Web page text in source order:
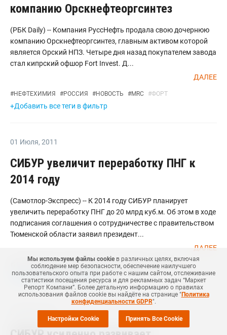
компанию Орскнефтеоргсинтез
(РБК Daily) -- Компания РуссНефть продала свою дочернюю
компанию Орскнефтеоргсинтез, главным активом которой
является Орский НПЗ. Четыре дня назад покупателем завода
стал кипрский офшор Fort Invest. Д...
ДАЛЕЕ
#НЕФТЕХИМИЯ #РОССИЯ #НОВОСТЬ #MRC #ФОРТ
+Добавить все теги в фильтр
01 Июля, 2011
СИБУР увеличит переработку ПНГ к
2014 году
(Самотлор-Экспресс) -- К 2014 году СИБУР планирует
увеличить переработку ПНГ до 20 млрд куб.м. Об этом в ходе
подписания соглашения о сотрудничестве с правительством
Тюменской области заявил президент...
ДАЛЕЕ
НЕФТЕХИМИЯ #НОВОСТЬ #СИБУР ХОЛДИНГ #MRC #КМ
+Добавить все теги в фильтр
01 Июля,2011
Мы используем файлы cookieв различных целях, включая
соблюдение мер безопасности, обеспечение наилучшего
пользовательского опыта при работе с нашим сайтом, отслеживание
статистики посещения ресурса и для рекламных задач “Маркет
Репорт Компани”. Более детальную информацию о правилах
использования файлов cookie вы найдёте на странице "Политика
конфиденциальности GDPR".
Настройки Cookie Принять Все Cookie